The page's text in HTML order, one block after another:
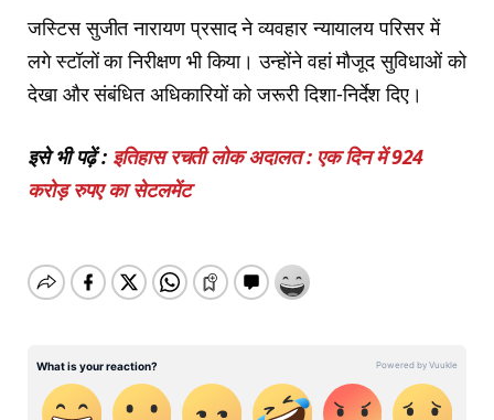
जस्टिस सुजीत नारायण प्रसाद ने व्यवहार न्यायालय परिसर में
लगे स्टॉलों का निरीक्षण भी किया। उन्होंने वहां मौजूद सुविधाओं को
देखा और संबंधित अधिकारियों को जरूरी दिशा-निर्देश दिए।
इसे भी पढ़ें : इतिहास रचती लोक अदालत : एक दिन में 924
करोड़ रुपए का सेटलमेंट